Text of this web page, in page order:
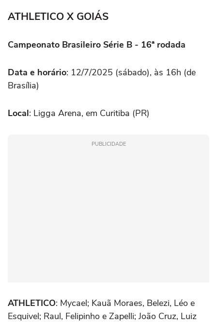
ATHLETICO X GOIÁS
Campeonato Brasileiro Série B - 16ª rodada
Data e horário: 12/7/2025 (sábado), às 16h (de
Brasília)
Local: Ligga Arena, em Curitiba (PR)
PUBLICIDADE
ATHLETICO: Mycael; Kauã Moraes, Belezi, Léo e
Esquivel; Raul, Felipinho e Zapelli; João Cruz, Luiz